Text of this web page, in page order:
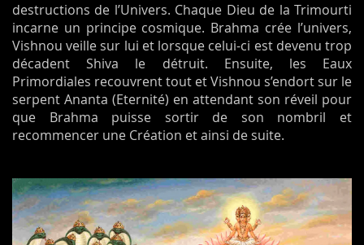
destructions de l’Univers. Chaque Dieu de la Trimourti
incarne un principe cosmique. Brahma crée l’univers,
Vishnou veille sur lui et lorsque celui-ci est devenu trop
décadent Shiva le détruit. Ensuite, les Eaux
Primordiales recouvrent tout et Vishnou s’endort sur le
serpent Ananta (Eternité) en attendant son réveil pour
que Brahma puisse sortir de son nombril et
recommencer une Création et ainsi de suite.